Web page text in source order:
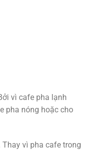
vì cafe pha lạnh
pha nóng hoặc cho
vì pha cafe trong